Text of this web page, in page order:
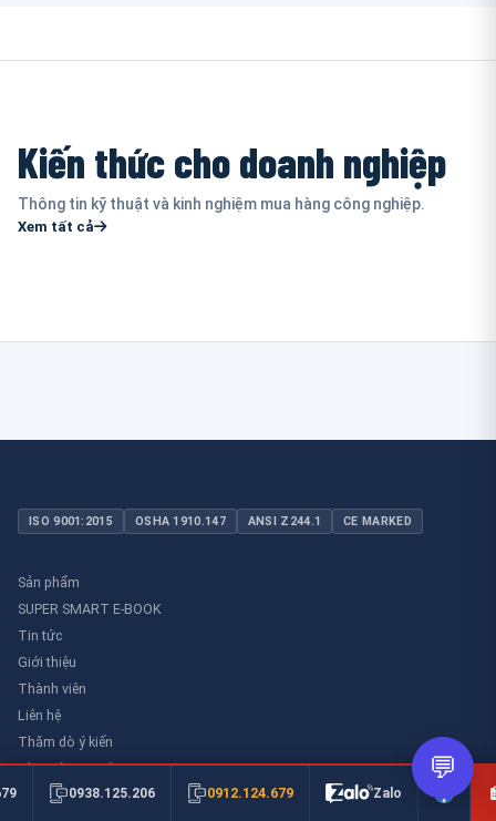
Kiến thức cho doanh nghiệp
Thông tin kỹ thuật và kinh nghiệm mua hàng công nghiệp.
Xem tất cả
ISO 9001:2015 OSHA 1910.147 ANSI Z244.1 CE MARKED
Sản phẩm
SUPER SMART E-BOOK
Tin tức
Giới thiệu
Thành viên
Liên hệ
Thăm dò ý kiến
Thư viên an toàn
0938.125.206 0912.124.679 Zalo
💬